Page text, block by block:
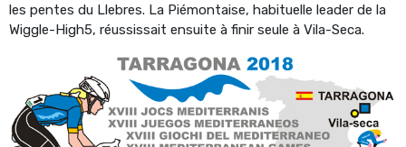
les pentes du Llebres. La Piémontaise, habituelle leader de la
Wiggle-High5, réussissait ensuite à finir seule à Vila-Seca.